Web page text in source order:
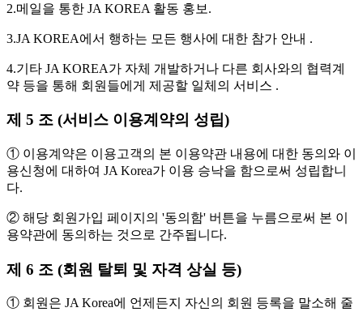
2.메일을 통한 JA KOREA 활동 홍보.
3.JA KOREA에서 행하는 모든 행사에 대한 참가 안내 .
4.기타 JA KOREA가 자체 개발하거나 다른 회사와의 협력계
약 등을 통해 회원들에게 제공할 일체의 서비스 .
제 5 조 (서비스 이용계약의 성립)
① 이용계약은 이용고객의 본 이용약관 내용에 대한 동의와 이
용신청에 대하여 JA Korea가 이용 승낙을 함으로써 성립합니
다.
② 해당 회원가입 페이지의 '동의함' 버튼을 누름으로써 본 이
용약관에 동의하는 것으로 간주됩니다.
제 6 조 (회원 탈퇴 및 자격 상실 등)
① 회원은 JA Korea에 언제든지 자신의 회원 등록을 말소해 줄